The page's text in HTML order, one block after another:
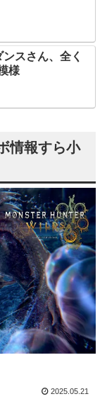
ンスさん、全く
様
情報すら小
2025.05.21